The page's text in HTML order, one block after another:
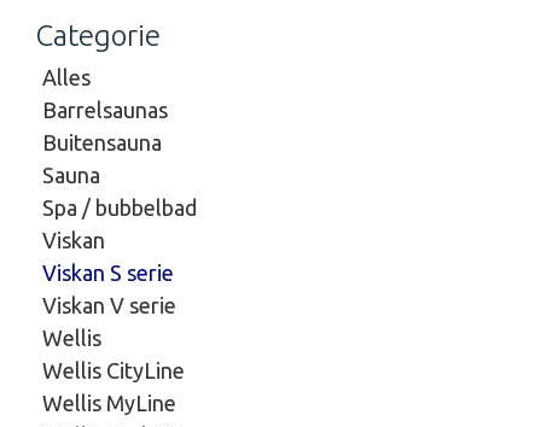
Categorie
Alles
Barrelsaunas
Buitensauna
Sauna
Spa / bubbelbad
Viskan
Viskan S serie
Viskan V serie
Wellis
Wellis CityLine
Wellis MyLine